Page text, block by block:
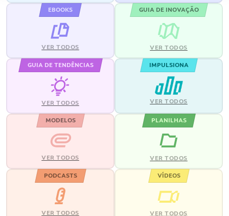
EBOOKS
VER TODOS
GUIA DE INOVAÇÃO
VER TODOS
GUIA DE TENDÊNCIAS
VER TODOS
IMPULSIONA
VER TODOS
MODELOS
VER TODOS
PLANILHAS
VER TODOS
PODCASTS
VER TODOS
VÍDEOS
VER TODOS